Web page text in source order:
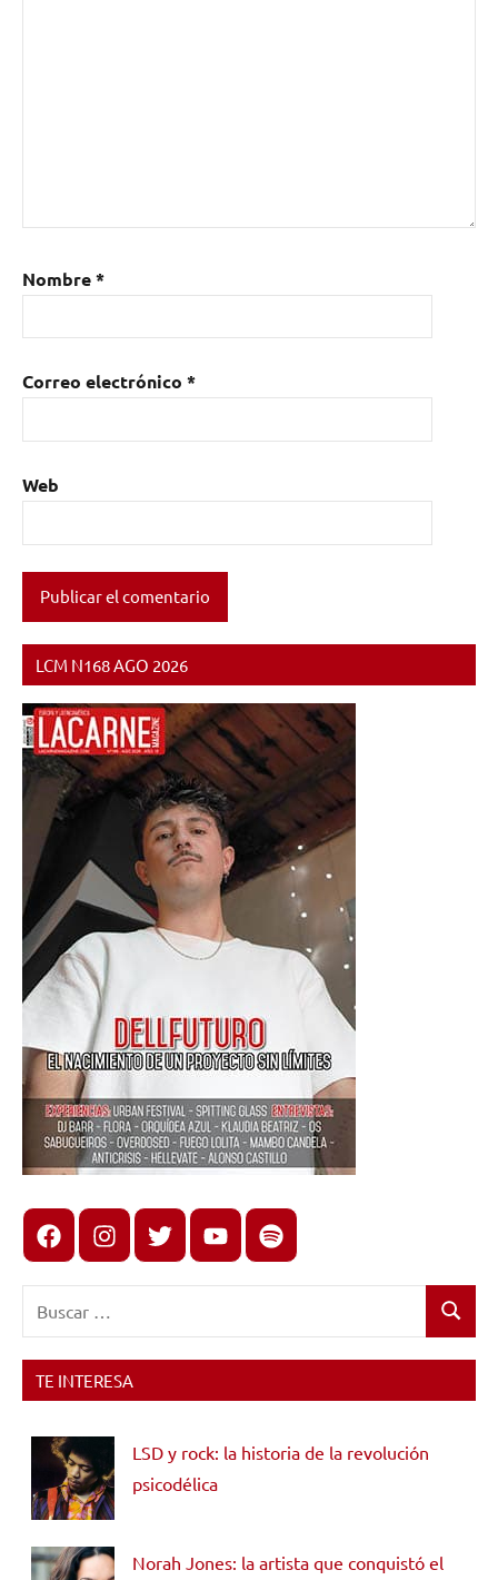
Nombre*
Correo electrónico *
Web
LCM N168 AGO 2026
FacebookInstagram
X youtubespotify
Buscar
TE INTERESA
LSD y rock: la historia de la revolución
psicodélica
Norah Jones: la artista que conquistó el